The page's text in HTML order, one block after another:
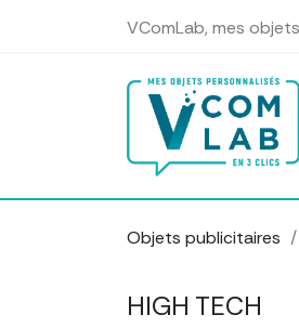
VComLab, mes
Objets publicitaires
HIGH TECH